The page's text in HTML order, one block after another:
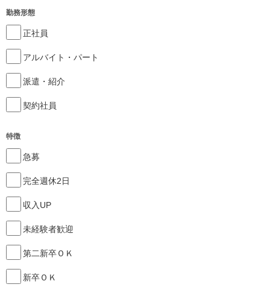
勤務形態
正社員
アルバイト・パート
派遣・紹介
契約社員
特徴
急募
完全週休2日
収入UP
未経験者歓迎
第二新卒ＯＫ
新卒ＯＫ